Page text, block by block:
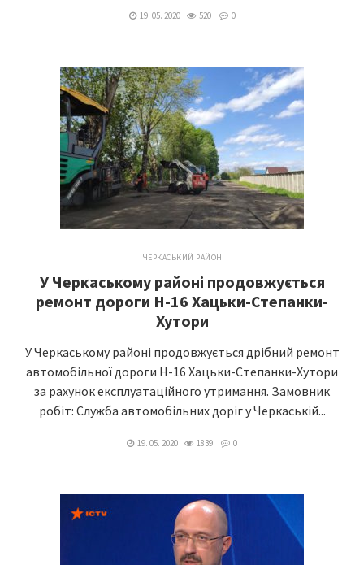
19. 05. 2020 520 0
ЧЕРКАСЬКИЙ РАЙОН
У Черкаському районі продовжується
ремонт дороги Н-16 Хацьки-Степанки-
Хутори
У Черкаському районі продовжується дрібний ремонт
автомобільної дороги Н-16 Хацьки-Степанки-Хутори
за рахунок експлуатаційного утримання. Замовник
робіт: Служба автомобільних доріг у Черкаській...
19. 05. 2020 1839 0